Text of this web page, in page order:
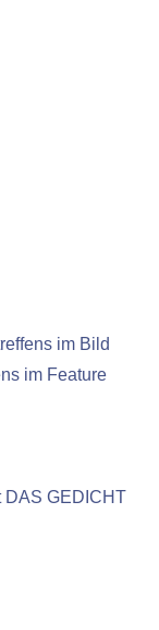
im Bild
im Feature
DAS GEDICHT